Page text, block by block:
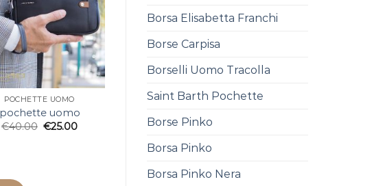
Borsa Elisabetta Franchi
Borse Carpisa
Borselli Uomo Tracolla
Saint Barth Pochette
Borse Pinko
Borsa Pinko
Borsa Pinko Nera
POCHETTE UOMO
pochette uomo
€40.00 €25.00